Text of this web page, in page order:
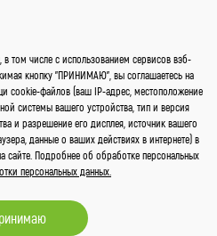
том числе с использованием сервисов вэб-
кнопку "ПРИНИМАЮ", вы соглашаетесь на
cookie-файлов (ваш IP-адрес, местоположение
системы вашего устройства, тип и версия
и разрешение его дисплея, источник вашего
данные о ваших действиях в интернете) в
сайте. Подробнее об обработке персональных
персональных данных.